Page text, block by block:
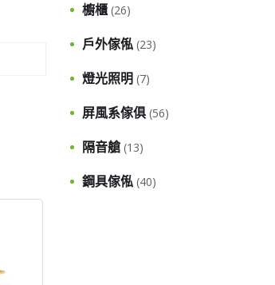
櫥櫃 (26)
戶外傢俬 (23)
燈光照明 (7)
屏風系傢俱 (56)
隔音艙 (13)
鋼具傢俬 (40)